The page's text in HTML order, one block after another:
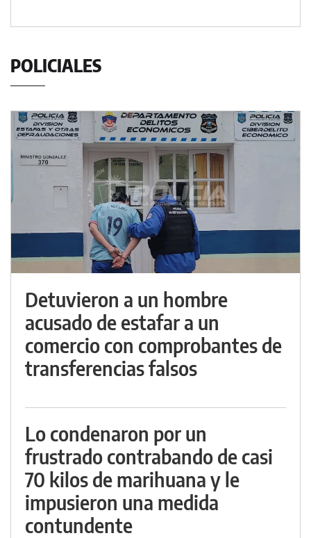
POLICIALES
Detuvieron a un hombre
acusado de estafar a un
comercio con comprobantes de
transferencias falsos
Lo condenaron por un
frustrado contrabando de casi
70 kilos de marihuana y le
impusieron una medida
contundente